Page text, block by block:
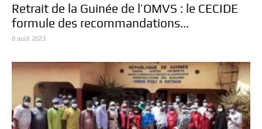
Retrait de la Guinée de l’OMVS : le CECIDE
formule des recommandations...
8 août 2023